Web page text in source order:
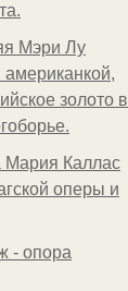
Мэри Лу
американкой,
золото в
Мария Каллас
оперы и
- опора